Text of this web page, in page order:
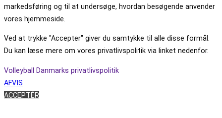
markedsføring og til at undersøge, hvordan besøgende anvender
vores hjemmeside.
Ved at trykke "Accepter" giver du samtykke til alle disse formål.
Du kan læse mere om vores privatlivspolitik via linket nedenfor.
Volleyball Danmarks privatlivspolitik
AFVIS
ACCEPTÉR